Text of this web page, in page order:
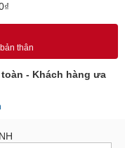
thân
- Khách hàng ưa